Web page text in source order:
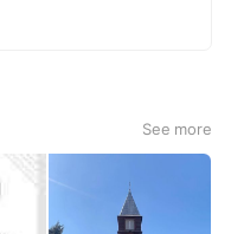
。神戸三田、福知山、
して多くの皆様にご利
See more